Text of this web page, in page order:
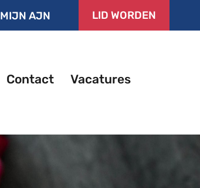
MIJN AJN LID WORDEN
Contact Vacatures